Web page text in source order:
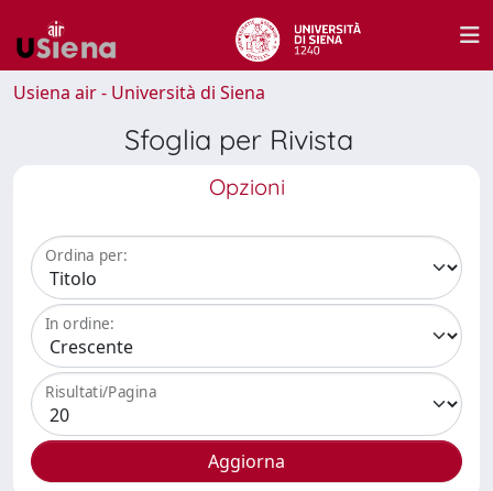
Usiena air - Università di Siena
Sfoglia per Rivista
Opzioni
Ordina per:
In ordine:
Risultati/Pagina